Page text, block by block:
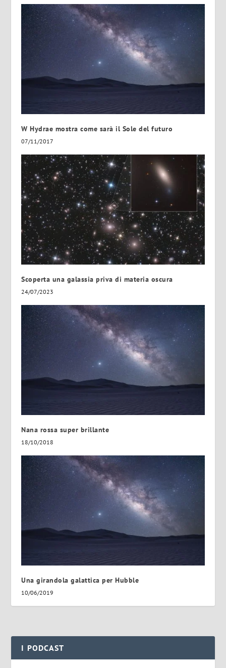
W Hydrae mostra come sarà il Sole del futuro
07/11/2017
Scoperta una galassia priva di materia oscura
24/07/2023
Nana rossa super brillante
18/10/2018
Una girandola galattica per Hubble
10/06/2019
I PODCAST